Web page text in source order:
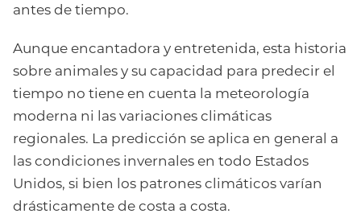
antes de tiempo.
Aunque encantadora y entretenida, esta historia
sobre animales y su capacidad para predecir el
tiempo no tiene en cuenta la meteorología
moderna ni las variaciones climáticas
regionales. La predicción se aplica en general a
las condiciones invernales en todo Estados
Unidos, si bien los patrones climáticos varían
drásticamente de costa a costa.